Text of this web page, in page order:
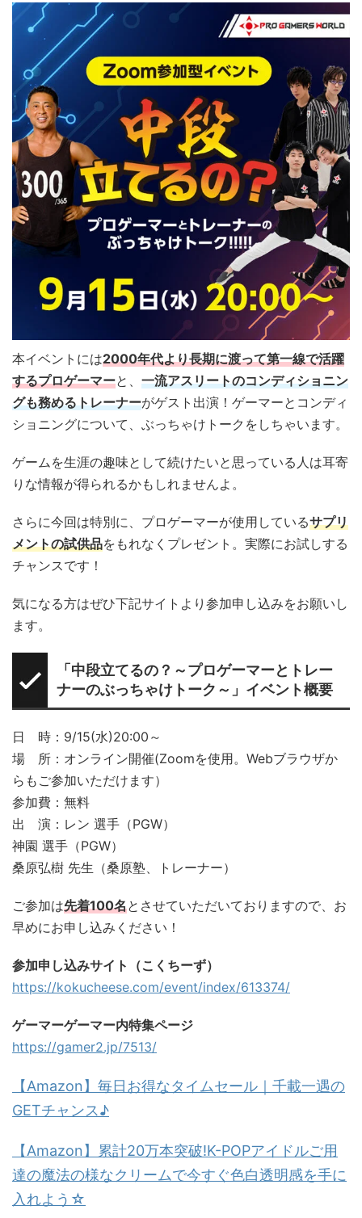
本イベントには2000年代より長期に渡って第一線で活躍
するプロゲーマーと、 一流アスリートのコンディショニン
グも務めるトレーナーがゲスト出演！ゲーマーとコンディ
ショニングについて、ぶっちゃけトークをしちゃいます。
ゲームを生涯の趣味として続けたいと思っている人は耳寄
りな情報が得られるかもしれませんよ。
さらに今回は特別に、プロゲーマーが使用しているサプリ
メントの試供品をもれなくプレゼント。実際にお試しする
チャンスです！
気になる方はぜひ下記サイトより参加申し込みをお願いし
ます。
「中段立てるの？～プロゲーマーとトレー
ナーのぶっちゃけトーク～」イベント概要
日 時：9/15(水)20:00～
場 所：オンライン開催(Zoomを使用。Webブラウザか
らもご参加いただけます）
参加費：無料
出 演：レン 選手（PGW）
神園 選手（PGW）
桑原弘樹 先生（桑原塾、トレーナー）
ご参加は先着100名とさせていただいておりますので、お
早めにお申し込みください！
参加申し込みサイト（こくちーず）
https://kokucheese.com/event/index/613374/
ゲーマーゲーマー内特集ページ
https://gamer2.jp/7513/
【Amazon】毎日お得なタイムセール｜千載一遇の
GETチャンス♪
【Amazon】累計20万本突破!K-POPアイドルご用
達の魔法の様なクリームで今すぐ色白透明感を手に
入れよう☆